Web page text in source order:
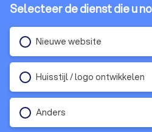
Selecteer de dienst die u
Nieuwe website
Huisstijl / logo ontwikkelen
Anders